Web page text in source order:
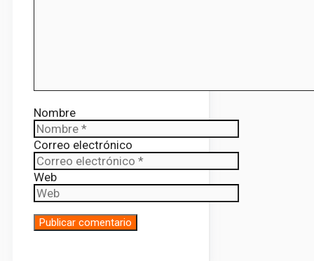
Nombre
Correo electrónico
Web